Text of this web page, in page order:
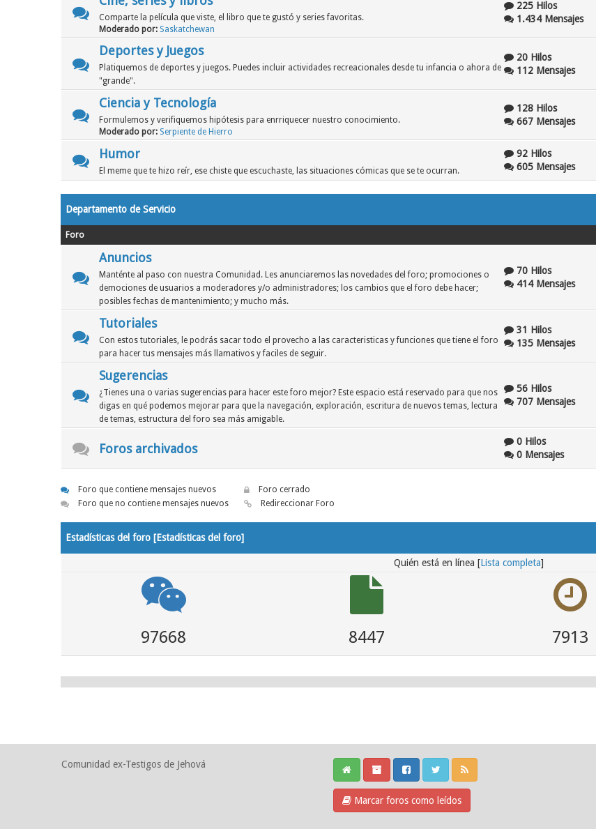
Comparte la película que viste, el libro que te gustó y series favoritas.
Moderado por: Saskatchewan
225 Hilos
1.434 Mensajes
Deportes y Juegos
Platiquemos de deportes y juegos. Puedes incluir actividades recreacionales desde tu infancia o ahora de
"grande".
20 Hilos
112 Mensajes
Ciencia y Tecnología
Formulemos y verifiquemos hipótesis para enrriquecer nuestro conocimiento.
Moderado por: Serpiente de Hierro
128 Hilos
667 Mensajes
Humor
El meme que te hizo reír, ese chiste que escuchaste, las situaciones cómicas que se te ocurran.
92 Hilos
605 Mensajes
Departamento de Servicio
Foro
Anuncios
Manténte al paso con nuestra Comunidad. Les anunciaremos las novedades del foro; promociones o
demociones de usuarios a moderadores y/o administradores; los cambios que el foro debe hacer;
posibles fechas de mantenimiento; y mucho más.
70 Hilos
414 Mensajes
Tutoriales
Con estos tutoriales, le podrás sacar todo el provecho a las caracteristicas y funciones que tiene el foro
para hacer tus mensajes más llamativos y faciles de seguir.
31 Hilos
135 Mensajes
Sugerencias
¿Tienes una o varias sugerencias para hacer este foro mejor? Este espacio está reservado para que nos
digas en qué podemos mejorar para que la navegación, exploración, escritura de nuevos temas, lectura
de temas, estructura del foro sea más amigable.
56 Hilos
707 Mensajes
Foros archivados
0 Hilos
0 Mensajes
Foro que contiene mensajes nuevos
Foro que no contiene mensajes nuevos
Foro cerrado
Redireccionar Foro
Estadísticas del foro [Estadísticas del foro]
Quién está en línea [Lista completa]
97668 8447 7913
Comunidad ex-Testigos de Jehová
Marcar foros como leídos